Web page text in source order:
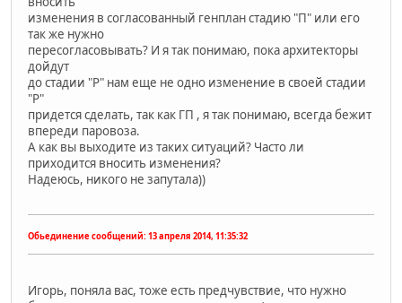
изменения в согласованный генплан стадию "П" или его
так же нужно
пересогласовывать? И я так понимаю, пока архитекторы
дойдут
до стадии "Р" нам еще не одно изменение в своей стадии
"Р"
придется сделать, так как ГП , я так понимаю, всегда бежит
впереди паровоза.
А как вы выходите из таких ситуаций? Часто ли
приходится вносить изменения?
Надеюсь, никого не запутала))
Обьединение сообщений: 13 апреля 2014, 11:35:32
Игорь, поняла вас, тоже есть предчувствие, что нужно